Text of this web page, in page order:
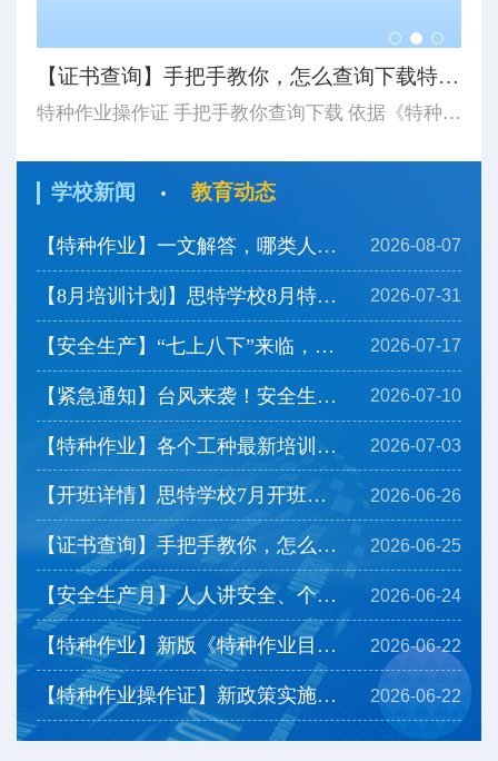
【证书查询】手把手教你，怎么查询下载特种作业操作证...
特种作业操作证 手把手教你查询下载 依据《特种作业人员安全技术培训考核管理规定》（应急管理部令第19号）《应急管理部办公厅关于更新特种作业操作证式样的通知》（应急厅〔2026〕14号）应急管理部对特种作业操作证式样进行了调整新版证书式样自2026年6月1日起正式启用。如果查询下载特种作业操作证...
学校新闻 · 教育动态
【特种作业】一文解答，哪类人群可以免培直考？ 2026-08-07
【8月培训计划】思特学校8月特种作业培训计划及注意事... 2026-07-31
【安全生产】“七上八下”来临，看看防灾要点有哪些？ 2026-07-17
【紧急通知】台风来袭！安全生产严格停工，开班延期 2026-07-10
【特种作业】各个工种最新培训时长安排，带你一览！ 2026-07-03
【开班详情】思特学校7月开班计划上线，一起来看看→ 2026-06-26
【证书查询】手把手教你，怎么查询下载特种作业操作证... 2026-06-25
【安全生产月】人人讲安全、个个会应急——排查整治风... 2026-06-24
【特种作业】新版《特种作业目录》有哪些调整？ 2026-06-22
【特种作业操作证】新政策实施后，相应热点问题为您解... 2026-06-22